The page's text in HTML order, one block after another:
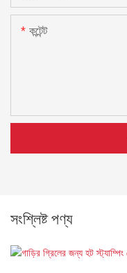
কন্টেন্ট
সংশ্লিষ্ট পণ্য